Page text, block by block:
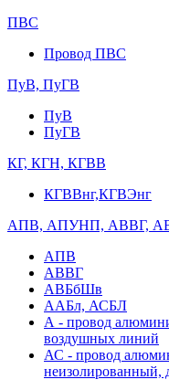
ПВС
Провод ПВС
ПуВ, ПуГВ
ПуВ
ПуГВ
КГ, КГН, КГВВ
КГВВнг,КГВЭнг
АПВ, АПУНП, АВВГ,
АПВ
АВВГ
АВБбШв
ААБл, АСБЛ
А - провод
воздушных линий
АС - провод
неизолированный,